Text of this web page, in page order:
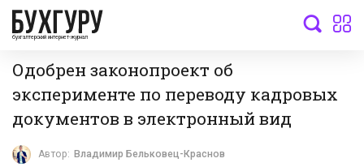
бухгалтерский интернет-журнал
Одобрен законопроект об
эксперименте по переводу кадровых
документов в электронный вид
Автор: Владимир Бельковец-Краснов